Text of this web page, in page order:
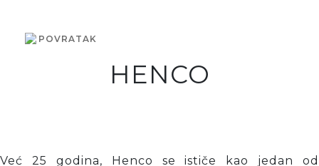
POVRATAK
HENCO
Već 25 godina, Henco se ističe kao jedan od